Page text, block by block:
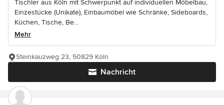
Tischler aus Köln mit Schwerpunkt auf individuellen Möbelbau,
Einzestücke (Unikate), Einbaumöbel wie Schränke, Sideboards,
Küchen, Tische, Be...
Mehr
Nachricht
Steinkauzweg 23, 50829 Köln